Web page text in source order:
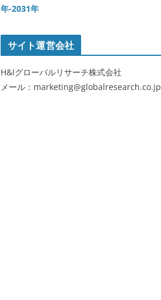
年-2031年
サイト運営会社
H&Iグローバルリサーチ株式会社
メール：marketing@globalresearch.co.jp